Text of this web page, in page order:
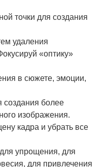
точки для создания
удаления
«оптику»
в сюжете, эмоции,
создания более
изображения.
кадра и убрать все
упрощения, для
для привлечения